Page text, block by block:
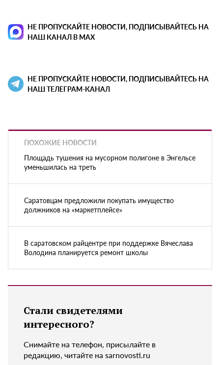
НЕ ПРОПУСКАЙТЕ НОВОСТИ, ПОДПИСЫВАЙТЕСЬ НА
НАШ КАНАЛ В MAX
НЕ ПРОПУСКАЙТЕ НОВОСТИ, ПОДПИСЫВАЙТЕСЬ НА
НАШ ТЕЛЕГРАМ-КАНАЛ
ПОХОЖИЕ НОВОСТИ
Площадь тушения на мусорном полигоне в Энгельсе
уменьшилась на треть
Саратовцам предложили покупать имущество
должников на «маркетплейсе»
В саратовском райцентре при поддержке Вячеслава
Володина планируется ремонт школы
Стали свидетелями
интересного?
Снимайте на телефон, присылайте в
редакцию, читайте на sarnovosti.ru